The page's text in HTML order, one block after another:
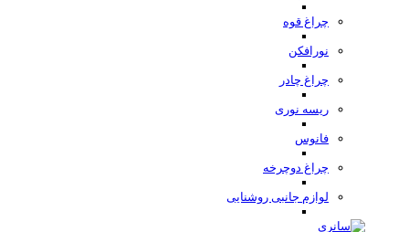
چراغ قوه
نورافکن
چراغ چادر
ریسه نوری
فانوس
چراغ دوچرخه
لوازم جانبی روشنایی